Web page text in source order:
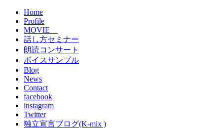
Home
Profile
MOVIE
話し方セミナー
朗読コンサート
ボイスサンプル
Blog
News
Contact
facebook
instagram
Twitter
独立宣言ブログ(K-mix )